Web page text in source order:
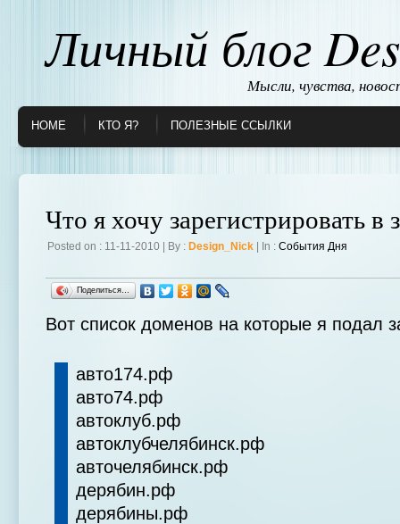
Личный блог
Мысли, чувства,
HOME КТО Я? ПОЛЕЗНЫЕ ССЫЛКИ
Что я хочу зарегистрировать в
Posted on : 11-11-2010 | By : Design_Nick | In : События Дня
Поделиться…
Вот список доменов на которые я подал
авто174.рф
авто74.рф
автоклуб.рф
автоклубчелябинск.рф
авточелябинск.рф
дерябин.рф
дерябины.рф